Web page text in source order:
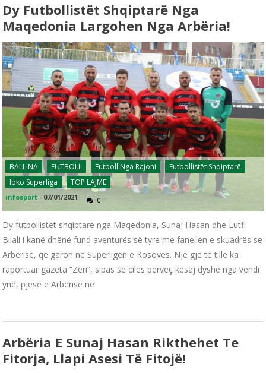
Dy Futbollistët Shqiptarë Nga
Maqedonia Largohen Nga Arbëria!
BALLINA FUTBOLL Futboll Nga Rajoni
Futbollistët Shqiptarë
Ipko Superliga
TOP LAJME
infosport - 07/01/2021 0
Dy futbollistët shqiptarë nga Maqedonia, Sunaj Hasan dhe Lutfi
Bilali i kanë dhënë fund aventurës së tyre me fanellën e skuadrës së
Arbërisë, që garon në Superligën e Kosovës. Një gjë të tillë ka
raportuar gazeta “Zëri”, sipas së cilës përveç kësaj dyshe nga vendi
ynë, pjesë e Arbërisë në
Arbëria E Sunaj Hasan Rikthehet Te
Fitorja, Llapi Asesi Të Fitojë!